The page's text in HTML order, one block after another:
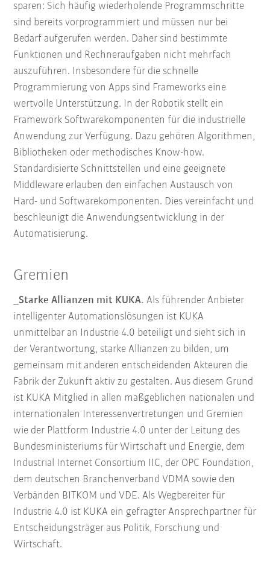
sparen: Sich häufig wiederholende Programmschritte
sind bereits vorprogrammiert und müssen nur bei
Bedarf aufgerufen werden. Daher sind bestimmte
Funktionen und Rechneraufgaben nicht mehrfach
auszuführen. Insbesondere für die schnelle
Programmierung von Apps sind Frameworks eine
wertvolle Unterstützung. In der Robotik stellt ein
Framework Softwarekomponenten für die industrielle
Anwendung zur Verfügung. Dazu gehören Algorithmen,
Bibliotheken oder methodisches Know-how.
Standardisierte Schnittstellen und eine geeignete
Middleware erlauben den einfachen Austausch von
Hard- und Softwarekomponenten. Dies vereinfacht und
beschleunigt die Anwendungsentwicklung in der
Automatisierung.
Gremien
_Starke Allianzen mit KUKA. Als führender Anbieter
intelligenter Automationslösungen ist KUKA
unmittelbar an Industrie 4.0 beteiligt und sieht sich in
der Verantwortung, starke Allianzen zu bilden, um
gemeinsam mit anderen entscheidenden Akteuren die
Fabrik der Zukunft aktiv zu gestalten. Aus diesem Grund
ist KUKA Mitglied in allen maßgeblichen nationalen und
internationalen Interessenvertretungen und Gremien
wie der Plattform Industrie 4.0 unter der Leitung des
Bundesministeriums für Wirtschaft und Energie, dem
Industrial Internet Consortium IIC, der OPC Foundation,
dem deutschen Branchenverband VDMA sowie den
Verbänden BITKOM und VDE. Als Wegbereiter für
Industrie 4.0 ist KUKA ein gefragter Ansprechpartner für
Entscheidungsträger aus Politik, Forschung und
Wirtschaft.